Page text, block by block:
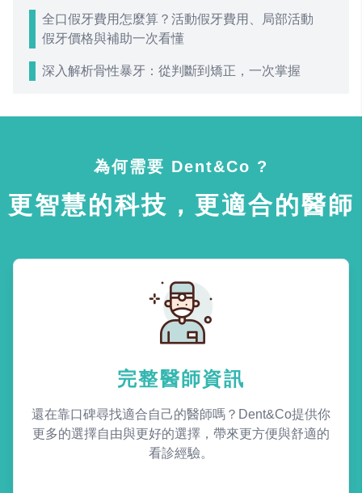
全口假牙費用怎麼算？活動假牙費用、局部活動
假牙價格與補助一次看懂
深入解析骨性暴牙：從判斷到矯正，一次掌握
為何需要 Dent&Co ?
更智慧的科技，更適合的醫師
完整醫師資訊
還在靠口碑尋找適合自己的醫師嗎？Dent&Co提供你
更多的選擇自由與更好的選擇，帶來更方便與舒適的
看診經驗。